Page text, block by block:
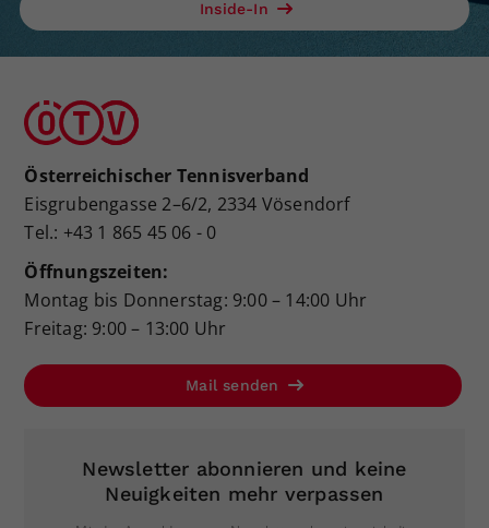
Inside-In
Österreichischer Tennisverband
Eisgrubengasse 2–6/2, 2334 Vösendorf
Tel.: +43 1 865 45 06 - 0
Öffnungszeiten:
Montag bis Donnerstag: 9:00 – 14:00 Uhr
Freitag: 9:00 – 13:00 Uhr
Mail senden
Newsletter abonnieren und keine
Neuigkeiten mehr verpassen